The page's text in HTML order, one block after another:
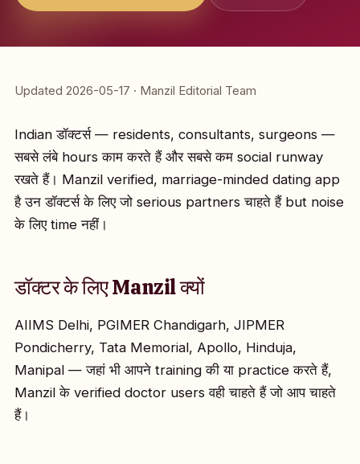
Updated 2026-05-17 · Manzil Editorial Team
Indian डॉक्टर्स — residents, consultants, surgeons —
सबसे लंबे hours काम करते हैं और सबसे कम social runway
रखते हैं। Manzil verified, marriage-minded dating app
है उन डॉक्टर्स के लिए जो serious partners चाहते हैं but noise
के लिए time नहीं।
डॉक्टर के लिए Manzil क्यों
AIIMS Delhi, PGIMER Chandigarh, JIPMER
Pondicherry, Tata Memorial, Apollo, Hinduja,
Manipal — जहां भी आपने training की या practice करते हैं,
Manzil के verified doctor users वही चाहते हैं जो आप चाहते
हैं।